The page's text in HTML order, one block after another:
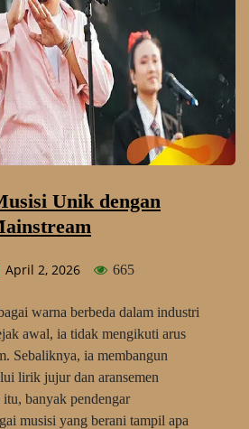
Unik dengan
April 2, 2026 665
warna berbeda dalam industri
awal, ia tidak mengikuti arus
Sebaliknya, ia membangun
lirik jujur dan aransemen
itu, banyak pendengar
musisi yang berani tampil apa